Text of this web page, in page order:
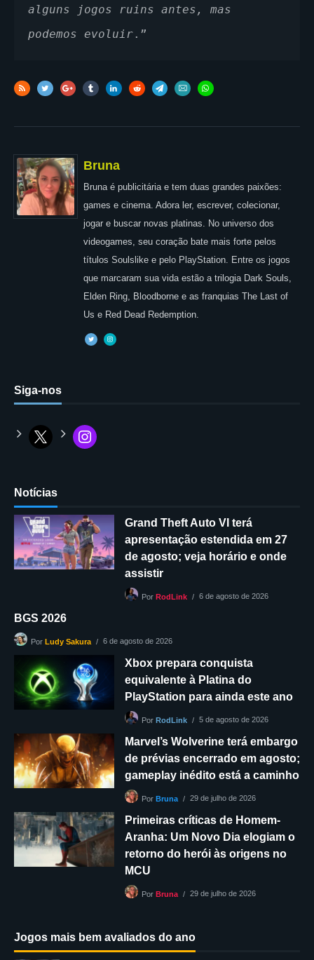
alguns jogos ruins antes, mas
podemos evoluir.”
Bruna
Bruna é publicitária e tem duas grandes paixões:
games e cinema. Adora ler, escrever, colecionar,
jogar e buscar novas platinas. No universo dos
videogames, seu coração bate mais forte pelos
títulos Soulslike e pelo PlayStation. Entre os jogos
que marcaram sua vida estão a trilogia Dark Souls,
Elden Ring, Bloodborne e as franquias The Last of
Us e Red Dead Redemption.
Siga-nos
Notícias
Grand Theft Auto VI terá
apresentação estendida em 27
de agosto; veja horário e onde
assistir
PorRodLink 6 de agosto de 2026
BGS 2026
PorLudy Sakura 6 de agosto de 2026
Xbox prepara conquista
equivalente à Platina do
PlayStation para ainda este ano
PorRodLink 5 de agosto de 2026
Marvel’s Wolverine terá embargo
de prévias encerrado em agosto;
gameplay inédito está a caminho
PorBruna 29 de julho de 2026
Primeiras críticas de Homem-
Aranha: Um Novo Dia elogiam o
retorno do herói às origens no
MCU
PorBruna 29 de julho de 2026
Jogos mais bem avaliados do ano